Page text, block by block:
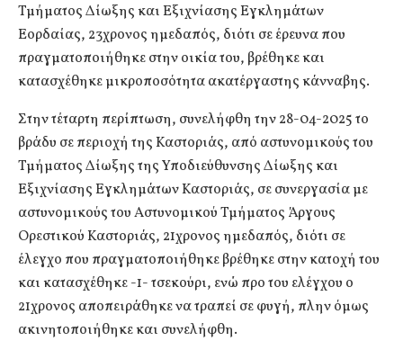
Τμήματος Δίωξης και Εξιχνίασης Εγκλημάτων
Εορδαίας, 23χρονος ημεδαπός, διότι σε έρευνα που
πραγματοποιήθηκε στην οικία του, βρέθηκε και
κατασχέθηκε μικροποσότητα ακατέργαστης κάνναβης.
Στην τέταρτη περίπτωση, συνελήφθη την 28-04-2025 το
βράδυ σε περιοχή της Καστοριάς, από αστυνομικούς του
Τμήματος Δίωξης της Υποδιεύθυνσης Δίωξης και
Εξιχνίασης Εγκλημάτων Καστοριάς, σε συνεργασία με
αστυνομικούς του Αστυνομικού Τμήματος Άργους
Ορεστικού Καστοριάς, 21χρονος ημεδαπός, διότι σε
έλεγχο που πραγματοποιήθηκε βρέθηκε στην κατοχή του
και κατασχέθηκε -1- τσεκούρι, ενώ προ του ελέγχου ο
21χρονος αποπειράθηκε να τραπεί σε φυγή, πλην όμως
ακινητοποιήθηκε και συνελήφθη.